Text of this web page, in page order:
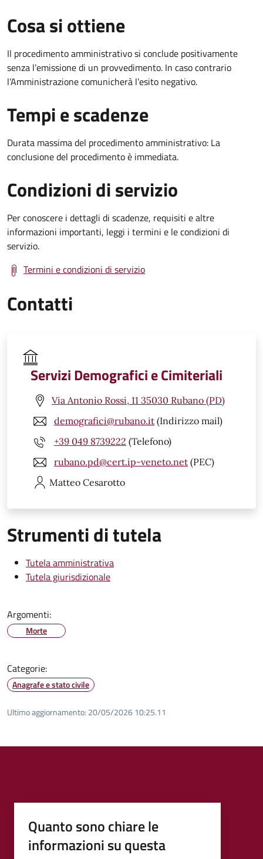
Cosa si ottiene
Il procedimento amministrativo si conclude positivamente
senza l’emissione di un provvedimento. In caso contrario
l’Amministrazione comunicherà l’esito negativo.
Tempi e scadenze
Durata massima del procedimento amministrativo: La
conclusione del procedimento è immediata.
Condizioni di servizio
Per conoscere i dettagli di scadenze, requisiti e altre
informazioni importanti, leggi i termini e le condizioni di
servizio.
Termini e condizioni di servizio
Contatti
Servizi Demografici e Cimiteriali
Via Antonio Rossi, 11 35030 Rubano (PD)
demografici@rubano.it (Indirizzo mail)
+39 049 8739222 (Telefono)
rubano.pd@cert.ip-veneto.net (PEC)
Matteo Cesarotto
Strumenti di tutela
Tutela amministrativa
Tutela giurisdizionale
Argomenti:
Morte
Categorie:
Anagrafe e stato civile
Ultimo aggiornamento: 20/05/2026 10:25.11
Quanto sono chiare le
informazioni su questa